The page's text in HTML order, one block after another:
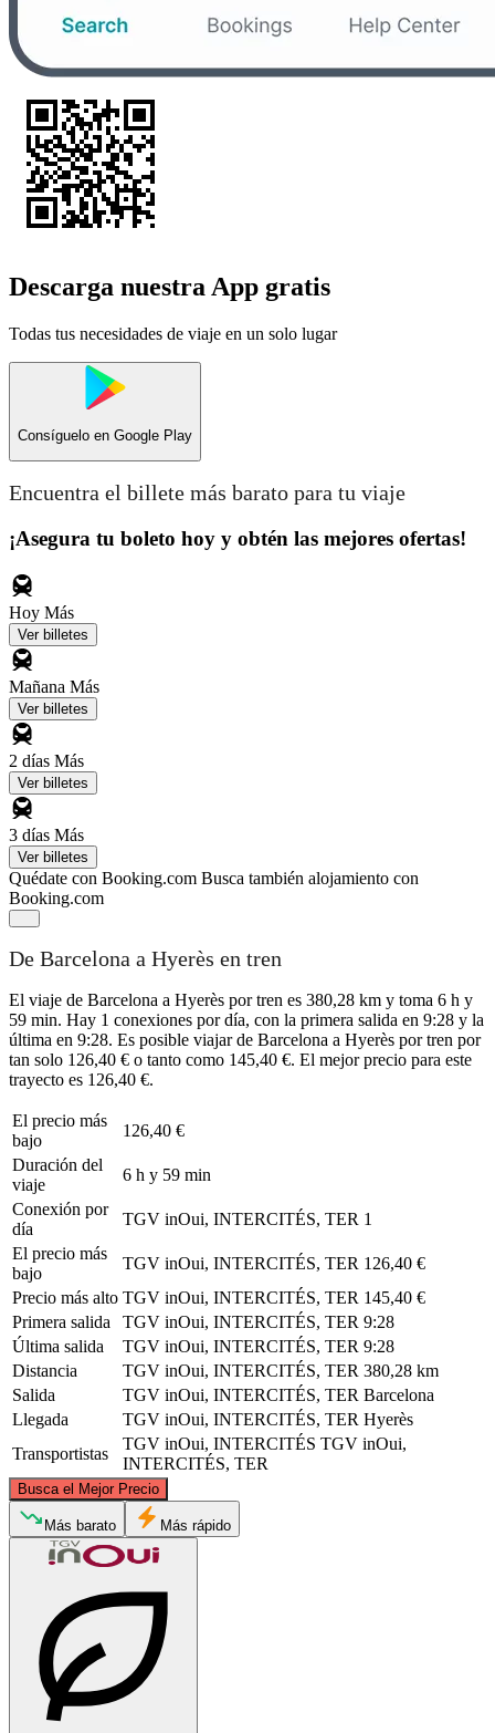
Descarga nuestra App gratis
Todas tus necesidades de viaje en un solo lugar
Consíguelo en Google Play
Encuentra el billete más barato para tu viaje
¡Asegura tu boleto hoy y obtén las mejores ofertas!
Hoy Más
Ver billetes
Mañana Más
Ver billetes
2 días Más
Ver billetes
3 días Más
Ver billetes
Quédate con Booking.com Busca también alojamiento con
Booking.com
De Barcelona a Hyerès en tren
El viaje de Barcelona a Hyerès por tren es 380,28 km y toma 6 h y
59 min. Hay 1 conexiones por día, con la primera salida en 9:28 y la
última en 9:28. Es posible viajar de Barcelona a Hyerès por tren por
tan solo 126,40 € o tanto como 145,40 €. El mejor precio para este
trayecto es 126,40 €.
El precio más
bajo
126,40 €
Duración del
viaje
6 h y 59 min
Conexión por
día
TGV inOui, INTERCITÉS, TER 1
El precio más
bajo
TGV inOui, INTERCITÉS, TER 126,40 €
Precio más alto TGV inOui, INTERCITÉS, TER 145,40 €
Primera salida
TGV inOui, INTERCITÉS, TER 9:28
Última salida
TGV inOui, INTERCITÉS, TER 9:28
Distancia
TGV inOui, INTERCITÉS, TER 380,28 km
Salida
TGV inOui, INTERCITÉS, TER Barcelona
Llegada
TGV inOui, INTERCITÉS, TER Hyerès
Transportistas
TGV inOui, INTERCITÉS TGV inOui,
INTERCITÉS, TER
Busca el Mejor Precio
©CARTO
Más barato Más rápido